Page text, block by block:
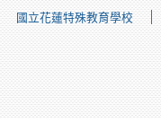
國立花蓮特殊教育學校